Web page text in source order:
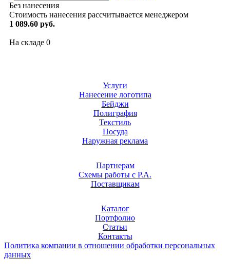
Без нанесения
Стоимость нанесения рассчитывается менеджером
1 089.60 руб.
На складе 0
Услуги
Нанесение логотипа
Бейджи
Полиграфия
Текстиль
Посуда
Наружная реклама
Партнерам
Схемы работы с Р.А.
Поставщикам
Каталог
Портфолио
Статьи
Контакты
Политика компании в отношении обработки персональных
данных